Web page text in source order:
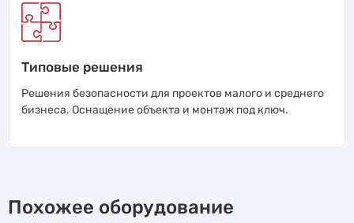
Типовые решения
Решения безопасности для проектов малого и среднего
бизнеса. Оснащение объекта и монтаж под ключ.
Похожее оборудование